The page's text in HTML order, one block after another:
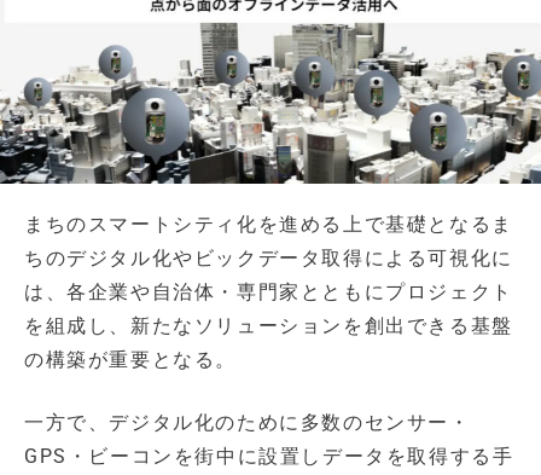
まちのスマートシティ化を進める上で基礎となるま
ちのデジタル化やビックデータ取得による可視化に
は、各企業や自治体・専門家とともにプロジェクト
を組成し、新たなソリューションを創出できる基盤
の構築が重要となる。
一方で、デジタル化のために多数のセンサー・
GPS・ビーコンを街中に設置しデータを取得する手